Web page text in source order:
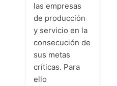
las empresas
de producción
y servicio en la
consecución de
sus metas
críticas. Para
ello